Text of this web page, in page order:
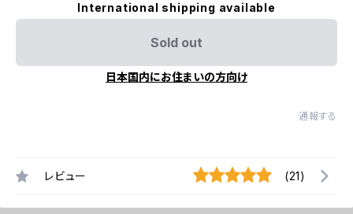
International shipping available
Sold out
日本国内にお住まいの方向け
通報する
レビュー (21)